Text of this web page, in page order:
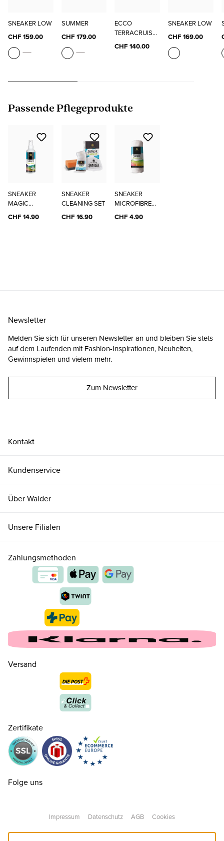
CHF 160.00
40 CHF 160.00
CHF 160.00
43 CHF 160.00 nur noch wenige verfügbar
SNEAKER LOW
CHF 159.00
SUMMER
CHF 179.00
ECCO
TERRACRUISE
LT M
CHF 140.00
SNEAKER LOW
CHF 169.00
Produktgalerie überspringen
Passende Pflegeprodukte
SNEAKER
MAGIC
CLEANER
CHF 14.90
SNEAKER
CLEANING SET
CHF 16.90
SNEAKER
MICROFIBRE
CLOTH
CHF 4.90
Kontakt
Kundenservice
Über Walder
Unsere Filialen
Newsletter
Melden Sie sich für unseren Newsletter an und bleiben Sie stets
auf dem Laufenden mit Fashion-Inspirationen, Neuheiten,
Gewinnspielen und vielem mehr.
Zum Newsletter
Zahlungsmethoden
Versand
Zertifikate
Folge uns
Impressum Datenschutz AGB Cookies